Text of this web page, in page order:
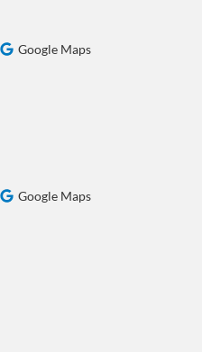
Google Maps
Google Maps